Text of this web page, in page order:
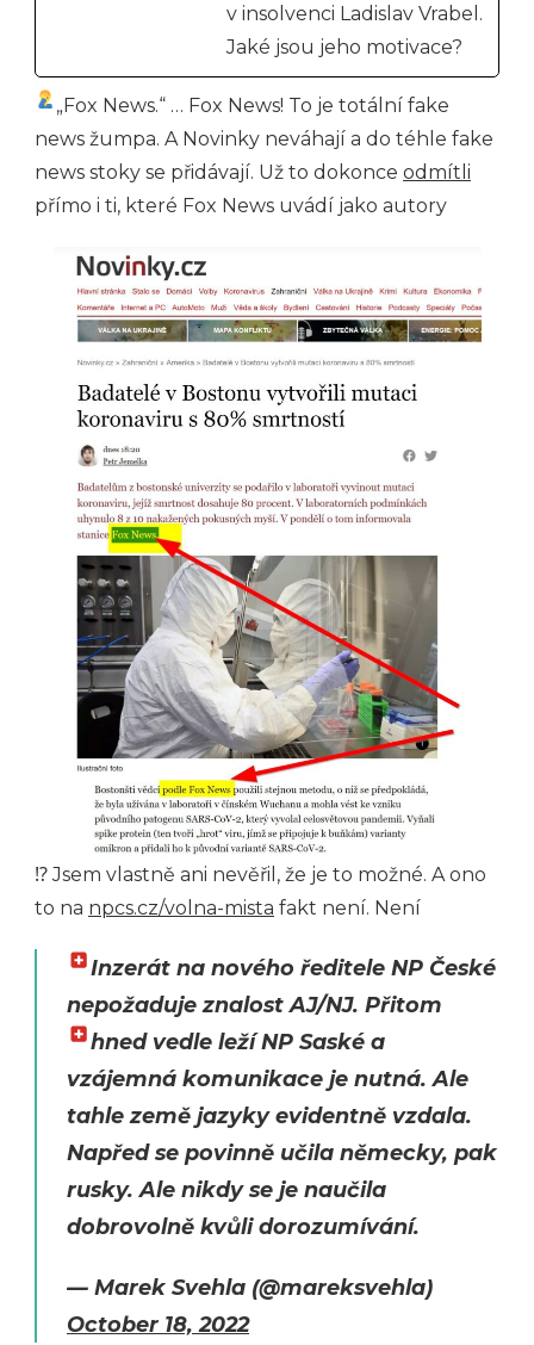
v insolvenci Ladislav Vrabel.
Jaké jsou jeho motivace?
„Fox News.“ … Fox News! To je totální fake
news žumpa. A Novinky neváhají a do téhle fake
news stoky se přidávají. Už to dokonce odmítli
přímo i ti, které Fox News uvádí jako autory
⁉ Jsem vlastně ani nevěřil, že je to možné. A ono
to na npcs.cz/volna-mista fakt není. Není
Inzerát na nového ředitele NP České
nepožaduje znalost AJ/NJ. Přitom
hned vedle leží NP Saskéa
vzájemná komunikace je nutná. Ale
tahle země jazyky evidentně vzdala.
Napřed se povinně učila německy, pak
rusky. Ale nikdy se je naučila
dobrovolně kvůli dorozumívání.
— Marek Svehla (@mareksvehla)
October 18, 2022